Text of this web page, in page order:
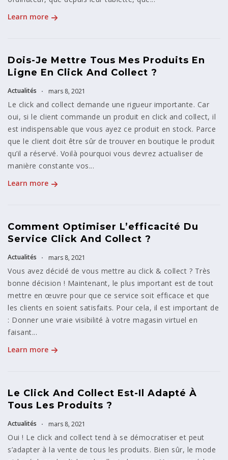
Learn more
Dois-Je Mettre Tous Mes Produits En
Ligne En Click And Collect ?
Actualités mars 8, 2021
Le click and collect demande une rigueur importante. Car
oui, si le client commande un produit en click and collect, il
est indispensable que vous ayez ce produit en stock. Parce
que le client doit être sûr de trouver en boutique le produit
qu’il a réservé. Voilà pourquoi vous devrez actualiser de
manière constante vos...
Learn more
Comment Optimiser L’efficacité Du
Service Click And Collect ?
Actualités mars 8, 2021
Vous avez décidé de vous mettre au click & collect ? Très
bonne décision ! Maintenant, le plus important est de tout
mettre en œuvre pour que ce service soit efficace et que
les clients en soient satisfaits. Pour cela, il est important de
: Donner une vraie visibilité à votre magasin virtuel en
faisant...
Learn more
Le Click And Collect Est-Il Adapté À
Tous Les Produits ?
Actualités mars 8, 2021
Oui ! Le click and collect tend à se démocratiser et peut
s’adapter à la vente de tous les produits. Bien sûr, le mode